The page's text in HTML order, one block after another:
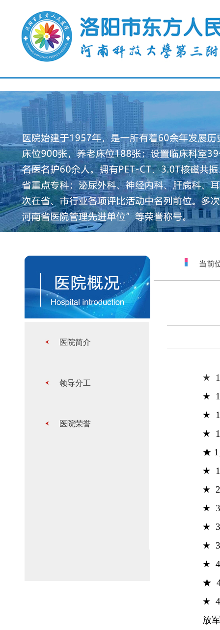
医院简介
领导分工
医院荣誉
当前
★
★
★
★
★ 1
★
★
★
★
★
★
★ 4
★
放